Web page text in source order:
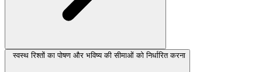
स्वस्थ रिश्तों का पोषण और भविष्य की सीमाओं को निर्धारित करना